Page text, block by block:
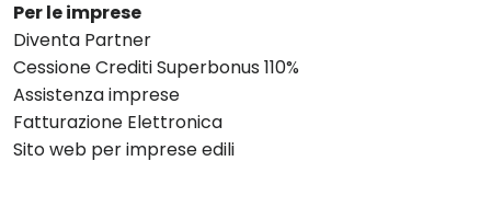
Per le imprese
Diventa Partner
Cessione Crediti Superbonus 110%
Assistenza imprese
Fatturazione Elettronica
Sito web per imprese edili